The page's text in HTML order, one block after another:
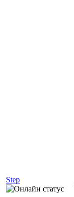
Step